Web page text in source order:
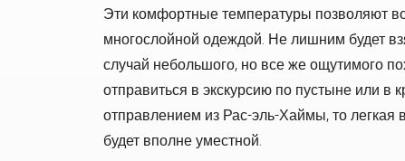
Эти комфортные температуры позволяют
многослойной одеждой. Не лишним будет
случай небольшого, но все же ощутимого
отправиться в экскурсию по пустыне или в
отправлением из Рас-эль-Хаймы, то
будет вполне уместной.